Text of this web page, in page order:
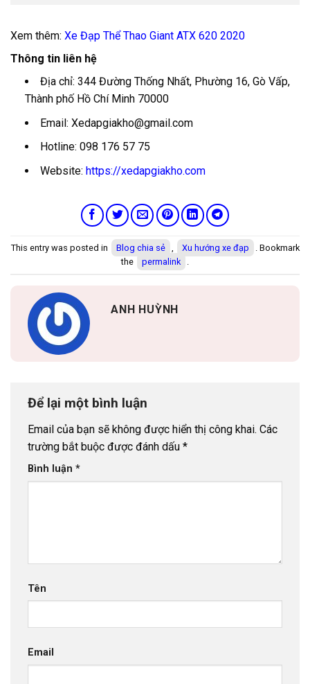
Xem thêm: Xe Đạp Thể Thao Giant ATX 620 2020
Thông tin liên hệ
Địa chỉ: 344 Đường Thống Nhất, Phường 16, Gò Vấp,
Thành phố Hồ Chí Minh 70000
Email: Xedapgiakho@gmail.com
Hotline: 098 176 57 75
Website: https://xedapgiakho.com
This entry was posted in Blog chia sẻ Xu hướng xe đạp
. Bookmark
the
permalink
ANH HUỲNH
Để lại một bình luận
Email của bạn sẽ không được hiển thị công khai. Các
trường bắt buộc được đánh dấu *
Bình luận *
Tên
Email